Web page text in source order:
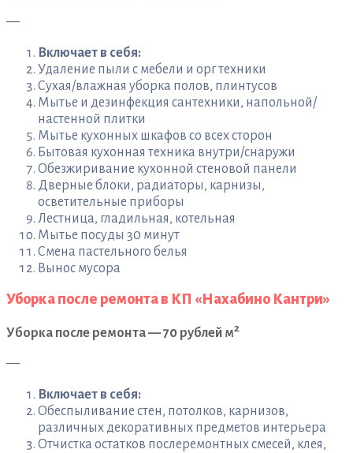
—
Включает в себя:
Удаление пыли с мебели и орг техники
Сухая/влажная уборка полов, плинтусов
Мытье и дезинфекция сантехники, напольной/
настенной плитки
Мытье кухонных шкафов со всех сторон
Бытовая кухонная техника внутри/снаружи
Обезжиривание кухонной стеновой панели
Дверные блоки, радиаторы, карнизы,
осветительные приборы
Лестница, гладильная, котельная
Мытье посуды 30 минут
Смена пастельного белья
Вынос мусора
Уборка после ремонта в КП «Нахабино Кантри»
Уборка после ремонта — 70 рублей м2
—
Включает в себя:
Обеспыливание стен, потолков, карнизов,
различных декоративных предметов интерьера
Отчистка остатков послеремонтных смесей, клея,